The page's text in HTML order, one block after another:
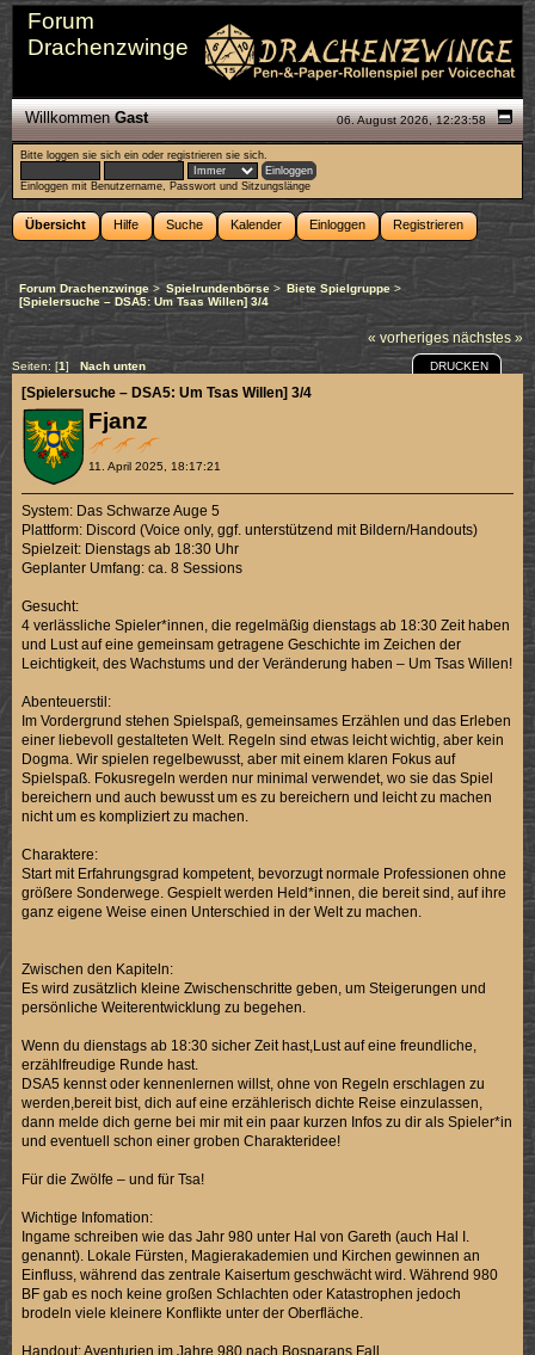
Forum
Drachenzwinge
06. August 2026, 12:23:58
WillkommenGast
Bitte loggen sie sich ein oderregistrieren sie sich.
Einloggen mit Benutzername, Passwort und Sitzungslänge
Übersicht Hilfe Suche Kalender Einloggen Registrieren
Forum Drachenzwinge > Spielrundenbörse> Biete Spielgruppe>
[Spielersuche – DSA5: Um Tsas Willen] 3/4
« vorheriges nächstes »
Seiten: [1] Nach unten DRUCKEN
Fjanz
11. April 2025, 18:17:21
[Spielersuche – DSA5: Um Tsas Willen] 3/4
System: Das Schwarze Auge 5
Plattform: Discord (Voice only, ggf. unterstützend mit Bildern/Handouts)
Spielzeit: Dienstags ab 18:30 Uhr
Geplanter Umfang: ca. 8 Sessions
Gesucht:
4 verlässliche Spieler*innen, die regelmäßig dienstags ab 18:30 Zeit haben
und Lust auf eine gemeinsam getragene Geschichte im Zeichen der
Leichtigkeit, des Wachstums und der Veränderung haben – Um Tsas Willen!
Abenteuerstil:
Im Vordergrund stehen Spielspaß, gemeinsames Erzählen und das Erleben
einer liebevoll gestalteten Welt. Regeln sind etwas leicht wichtig, aber kein
Dogma. Wir spielen regelbewusst, aber mit einem klaren Fokus auf
Spielspaß. Fokusregeln werden nur minimal verwendet, wo sie das Spiel
bereichern und auch bewusst um es zu bereichern und leicht zu machen
nicht um es kompliziert zu machen.
Charaktere:
Start mit Erfahrungsgrad kompetent, bevorzugt normale Professionen ohne
größere Sonderwege. Gespielt werden Held*innen, die bereit sind, auf ihre
ganz eigene Weise einen Unterschied in der Welt zu machen.
Zwischen den Kapiteln:
Es wird zusätzlich kleine Zwischenschritte geben, um Steigerungen und
persönliche Weiterentwicklung zu begehen.
Wenn du dienstags ab 18:30 sicher Zeit hast,Lust auf eine freundliche,
erzählfreudige Runde hast.
DSA5 kennst oder kennenlernen willst, ohne von Regeln erschlagen zu
werden,bereit bist, dich auf eine erzählerisch dichte Reise einzulassen,
dann melde dich gerne bei mir mit ein paar kurzen Infos zu dir als Spieler*in
und eventuell schon einer groben Charakteridee!
Für die Zwölfe – und für Tsa!
Wichtige Infomation:
Ingame schreiben wie das Jahr 980 unter Hal von Gareth (auch Hal I.
genannt). Lokale Fürsten, Magierakademien und Kirchen gewinnen an
Einfluss, während das zentrale Kaisertum geschwächt wird. Während 980
BF gab es noch keine großen Schlachten oder Katastrophen jedoch
brodeln viele kleinere Konflikte unter der Oberfläche.
Handout: Aventurien im Jahre 980 nach Bosparans Fall